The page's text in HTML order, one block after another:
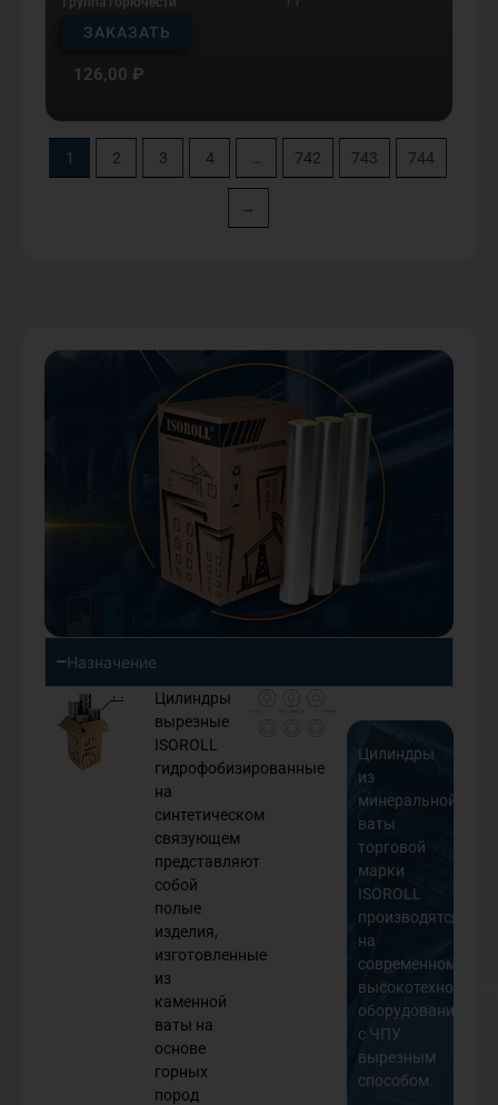
ЗАКАЗАТЬ
126,00 ₽
1 2 3 4 … 742 743 744
→
Назначение
Цилиндры
вырезные
ISOROLL
гидрофобизированные
на
синтетическом
связующем
представляют
собой
полые
изделия,
изготовленные
из
каменной
ваты на
основе
горных
пород
Цилиндры
из
минеральной
ваты
торговой
марки
ISOROLL
производятся
на
современном
оборудовании
с ЧПУ
вырезным
способом.